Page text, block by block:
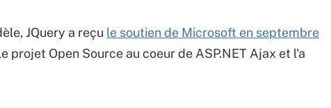
JQuery a reçu le soutien de Microsoft en septembre
projet Open Source au coeur de ASP.NET Ajax et l'a